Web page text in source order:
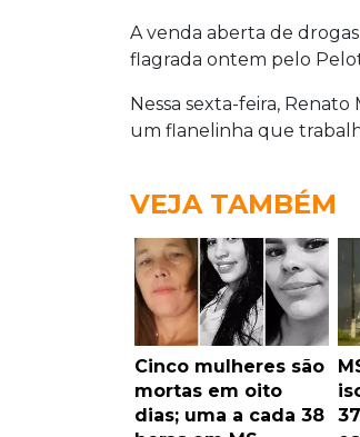
A venda aberta de
flagrada ontem pelo
Nessa sexta-feira,
um flanelinha que
VEJA TAMBÉM
Cinco mulheres são
mortas em oito
dias; uma a cada 38